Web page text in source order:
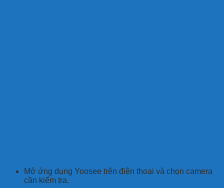
Mở ứng dụng Yoosee trên điện thoại và chọn camera
cần kiểm tra.